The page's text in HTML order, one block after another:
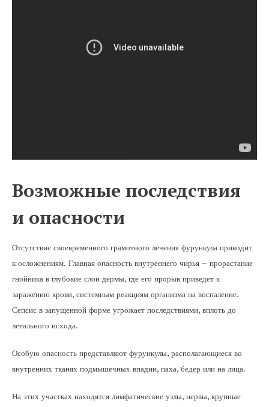
Возможные последствия
и опасности
Отсутствие своевременного грамотного лечения фурункула приводит
к осложнениям. Главная опасность внутреннего чирья – прорастание
гнойника в глубокие слои дермы, где его прорыв приведет к
заражению крови, системным реакциям организма на воспаление.
Сепсис в запущенной форме угрожает последствиями, вплоть до
летального исхода.
Особую опасность представляют фурункулы, располагающиеся во
внутренних тканях подмышечных впадин, паха, бедер или на лица.
На этих участках находятся лимфатические узлы, нервы, крупные